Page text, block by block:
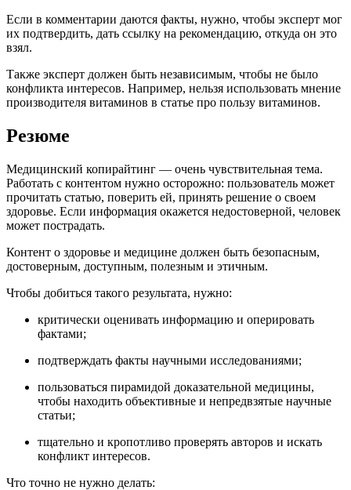
Если в комментарии даются факты, нужно, чтобы эксперт мог
их подтвердить, дать ссылку на рекомендацию, откуда он это
взял.
Также эксперт должен быть независимым, чтобы не было
конфликта интересов. Например, нельзя использовать мнение
производителя витаминов в статье про пользу витаминов.
Резюме
Медицинский копирайтинг — очень чувствительная тема.
Работать с контентом нужно осторожно: пользователь может
прочитать статью, поверить ей, принять решение о своем
здоровье. Если информация окажется недостоверной, человек
может пострадать.
Контент о здоровье и медицине должен быть безопасным,
достоверным, доступным, полезным и этичным.
Чтобы добиться такого результата, нужно:
критически оценивать информацию и оперировать
фактами;
подтверждать факты научными исследованиями;
пользоваться пирамидой доказательной медицины,
чтобы находить объективные и непредвзятые научные
статьи;
тщательно и кропотливо проверять авторов и искать
конфликт интересов.
Что точно не нужно делать: